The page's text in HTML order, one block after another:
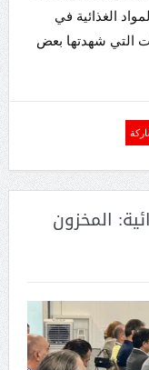
الغذائية في
التي شهدتها بعض
المخزون